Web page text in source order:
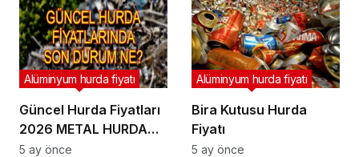
Güncel Hurda Fiyatları
2026 METAL HURDA
FİYAT LİSTESİ
Alüminyum hurda fiyatı
5 ay önce
Bira Kutusu Hurda
Fiyatı
Alüminyum hurda fiyatı
5 ay önce